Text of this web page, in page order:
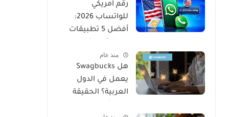
رقم أمريكي
للواتساب 2026:
أفضل 5 تطبيقات
التفعيل
منذ عام
هل Swagbucks
يعمل في الدول
العربية؟ الحقيقة